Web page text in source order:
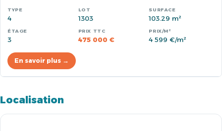
4 1303 103.29 m²
3 475 000 € 4 599 €/m²
En savoir plus →
Localisation